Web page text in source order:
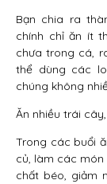
Bạn chia ra
chính chỉ ăn ít
chưa trong cá,
thể dùng các
chúng không
Ăn nhiều trái
Trong các buổi
củ, làm các
chất béo, giảm